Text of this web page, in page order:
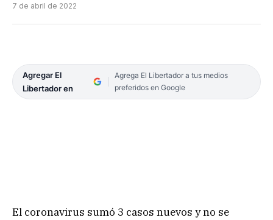
7 de abril de 2022
Agregar El
Libertador en
Agrega El Libertador a tus medios
preferidos en Google
El coronavirus sumó 3 casos nuevos y no se